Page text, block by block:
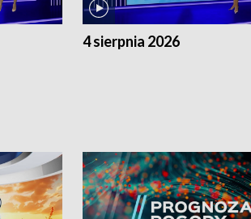
4 sierpnia 2026